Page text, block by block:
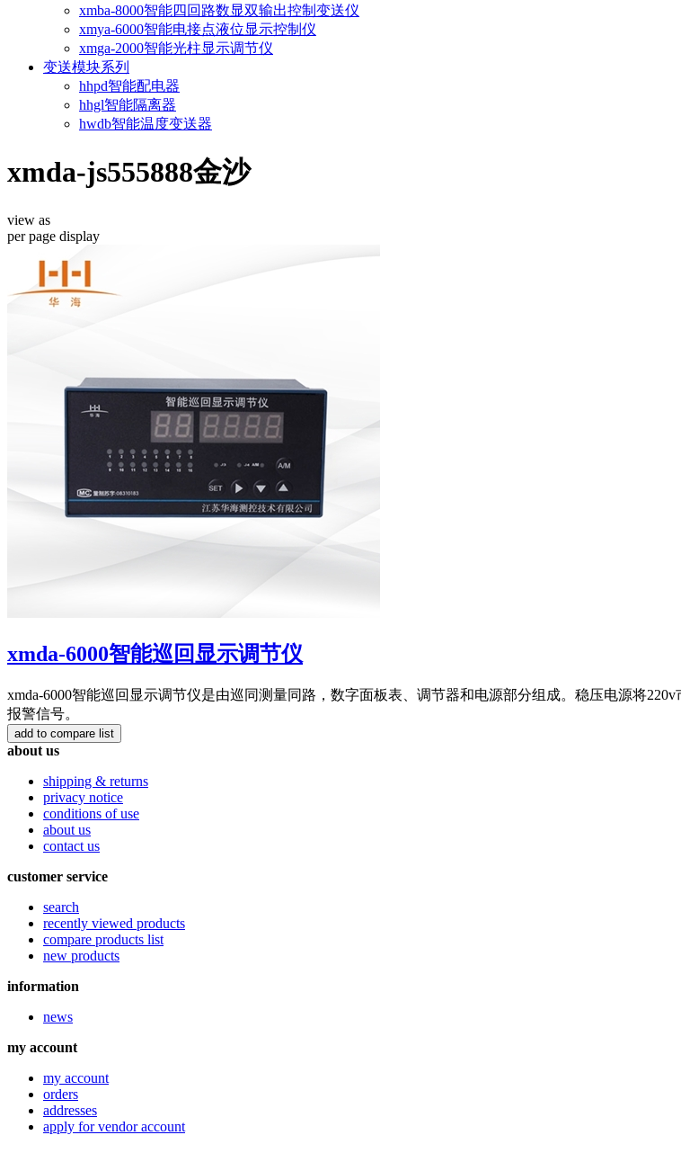
xmba-8000智能四回路数显双输出控制变送仪
xmya-6000智能电接点液位显示控制仪
xmga-2000智能光柱显示调节仪
变送模块系列
hhpd智能配电器
hhgl智能隔离器
hwdb智能温度变送器
xmda-js555888金沙
view as
per page display
xmda-6000智能巡回显示调节仪
xmda-6000智能巡回显示调节仪是由巡同测量同路，数字面板表、调节器和电源部分组成。稳压电源将
报警信号。
about us
shipping & returns
privacy notice
conditions of use
about us
contact us
customer service
search
recently viewed products
compare products list
new products
information
news
my account
my account
orders
addresses
apply for vendor account